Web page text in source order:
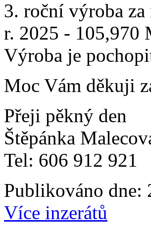
3. roční výroba
r. 2025 - 105,970
Výroba je
Moc Vám děkuji
Přeji pěkný den
Štěpánka
Tel: 606 912 921
Publikováno dne:
Více inzerátů